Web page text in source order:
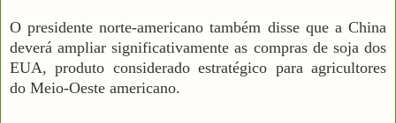
O presidente norte-americano também disse que a China
deverá ampliar significativamente as compras de soja dos
EUA, produto considerado estratégico para agricultores
do Meio-Oeste americano.